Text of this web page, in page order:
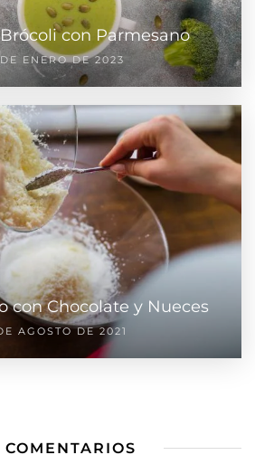
con Parmesano
ENERO DE 2023
con Chocolate y Nueces
AGOSTO DE 2021
COMENTARIOS